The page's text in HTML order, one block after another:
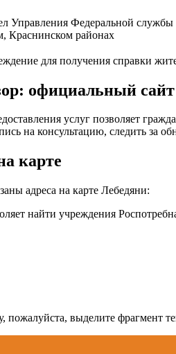
Управления Федеральной
Краснинском районах
для получения справки
официальный сайт
услуг позволяет
на консультацию, следить за
карте
адреса на карте Лебедяни:
найти учреждения
выделите фрагмент